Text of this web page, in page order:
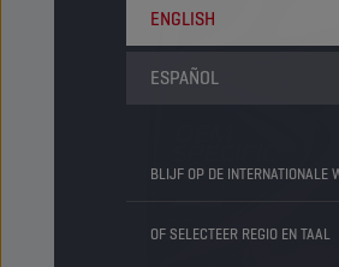
ENGLISH
ESPAÑOL
BLIJF OP DE INTERNATIONALE
OF SELECTEER REGIO EN TAAL